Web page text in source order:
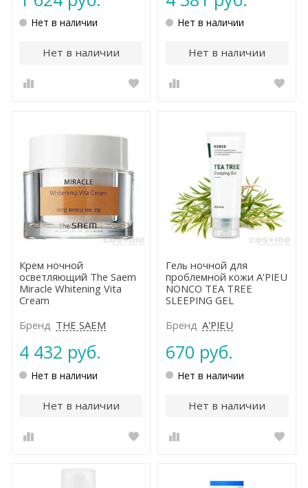
Нет в наличии
Нет в наличии
Нет в наличии
Нет в наличии
Крем ночной
осветляющий The Saem
Miracle Whitening Vita
Cream
Бренд THE SAEM
4 432 руб.
Нет в наличии
Нет в наличии
Гель ночной для
проблемной кожи A'PIEU
NONCO TEA TREE
SLEEPING GEL
Бренд A'PIEU
670 руб.
Нет в наличии
Нет в наличии